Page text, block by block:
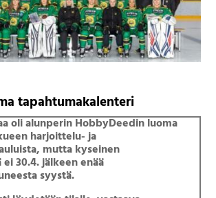
tapahtumakalenteri
oli alunperin HobbyDeedin luoma
harjoittelu- ja
mutta kyseinen
30.4. jälkeen enää
syystä.